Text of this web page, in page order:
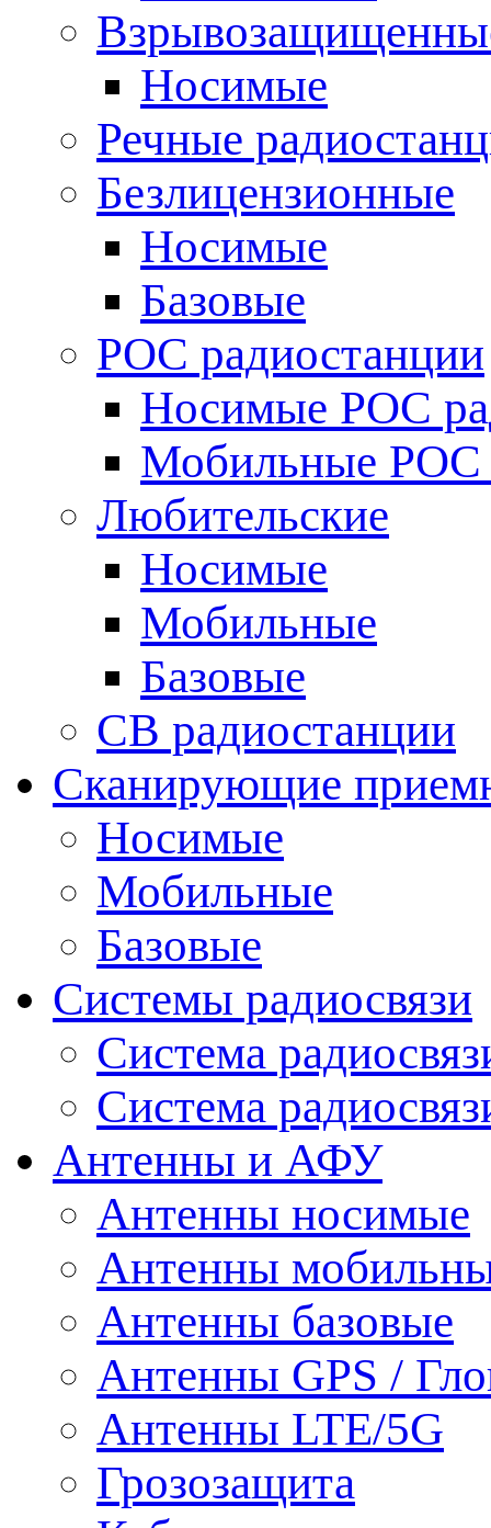
Носимые
Речные
Безлицензионные
Носимые
Базовые
POC радиостанции
Носимые POC
Мобильные POC
Любительские
Носимые
Мобильные
Базовые
CB радиостанции
Сканирующие
Носимые
Мобильные
Базовые
Системы радиосвязи
Система
Система
Антенны и АФУ
Антенны носимые
Антенны
Антенны базовые
Антенны GPS /
Антенны LTE/5G
Грозозащита